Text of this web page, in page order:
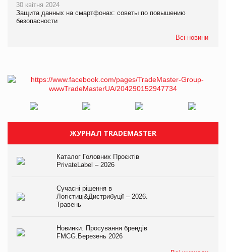
30 квітня 2024
Защита данных на смартфонах: советы по повышению
безопасности
Всі новини
ЖУРНАЛ TRADEMASTER
Каталог Головних Проєктів
PrivateLabel – 2026
Сучасні рішення в
Логістиці&Дистрибуції – 2026.
Травень
Новинки. Просування брендів
FMCG.Березень 2026